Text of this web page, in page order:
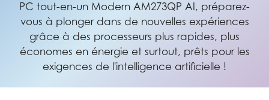
PC tout-en-un Modern AM273QP AI, préparez-
vous à plonger dans de nouvelles expériences
grâce à des processeurs plus rapides, plus
économes en énergie et surtout, prêts pour les
exigences de l'intelligence artificielle !